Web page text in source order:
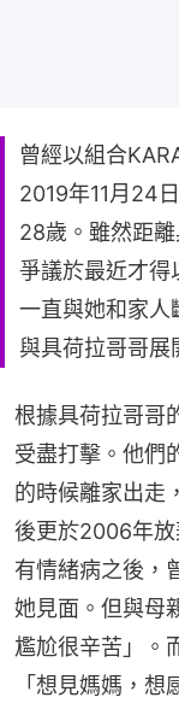
曾經以組合
2019年11月24
28歲。雖然距
爭議於最近才得
一直與她和家人
與具荷拉哥哥展
根據具荷拉哥哥
受盡打擊。他們
的時候離家出走
後更於2006年
有情緒病之後，
她見面。但與母
尷尬很辛苦」。
「想見媽媽，